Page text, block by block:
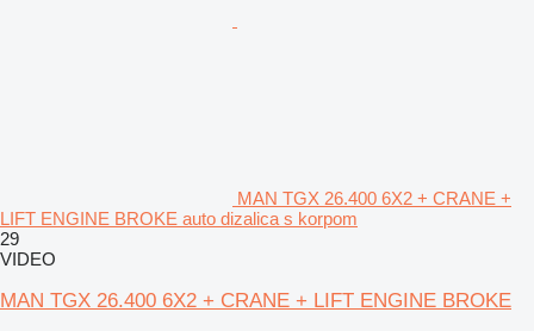
MAN TGX 26.400 6X2 + CRANE +
LIFT ENGINE BROKE auto dizalica s korpom
29
VIDEO
MAN TGX 26.400 6X2 + CRANE + LIFT ENGINE BROKE